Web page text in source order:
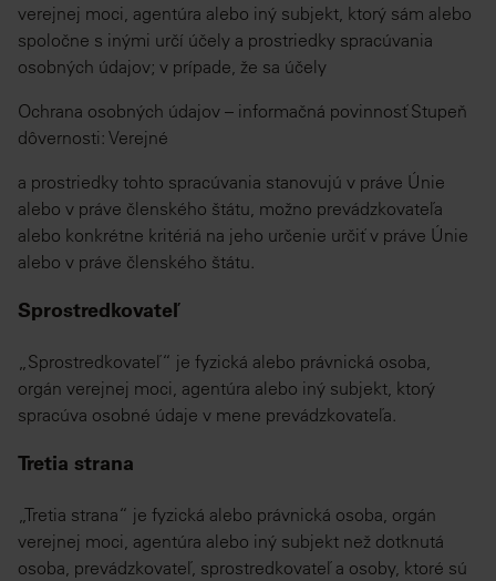
verejnej moci, agentúra alebo iný subjekt, ktorý sám alebo
spoločne s inými určí účely a prostriedky spracúvania
osobných údajov; v prípade, že sa účely
Ochrana osobných údajov – informačná povinnosť Stupeň
dôvernosti: Verejné
a prostriedky tohto spracúvania stanovujú v práve Únie
alebo v práve členského štátu, možno prevádzkovateľa
alebo konkrétne kritériá na jeho určenie určiť v práve Únie
alebo v práve členského štátu.
Sprostredkovateľ
„Sprostredkovateľ“ je fyzická alebo právnická osoba,
orgán verejnej moci, agentúra alebo iný subjekt, ktorý
spracúva osobné údaje v mene prevádzkovateľa.
Tretia strana
„Tretia strana“ je fyzická alebo právnická osoba, orgán
verejnej moci, agentúra alebo iný subjekt než dotknutá
osoba, prevádzkovateľ, sprostredkovateľ a osoby, ktoré sú